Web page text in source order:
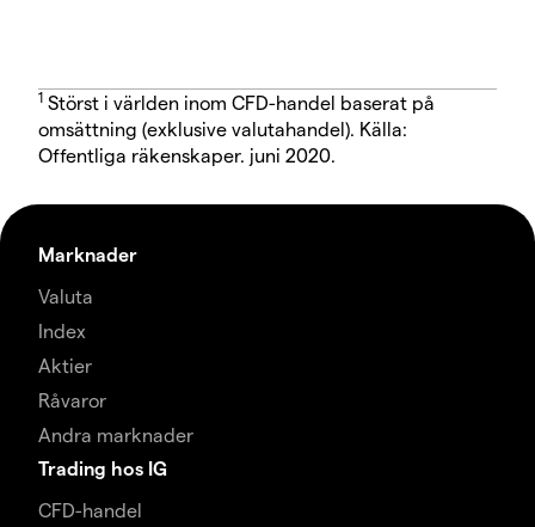
1 Störst i världen inom CFD-handel baserat på
omsättning (exklusive valutahandel). Källa:
Offentliga räkenskaper. juni 2020.
Marknader
Valuta
Index
Aktier
Råvaror
Andra marknader
Trading hos IG
CFD-handel